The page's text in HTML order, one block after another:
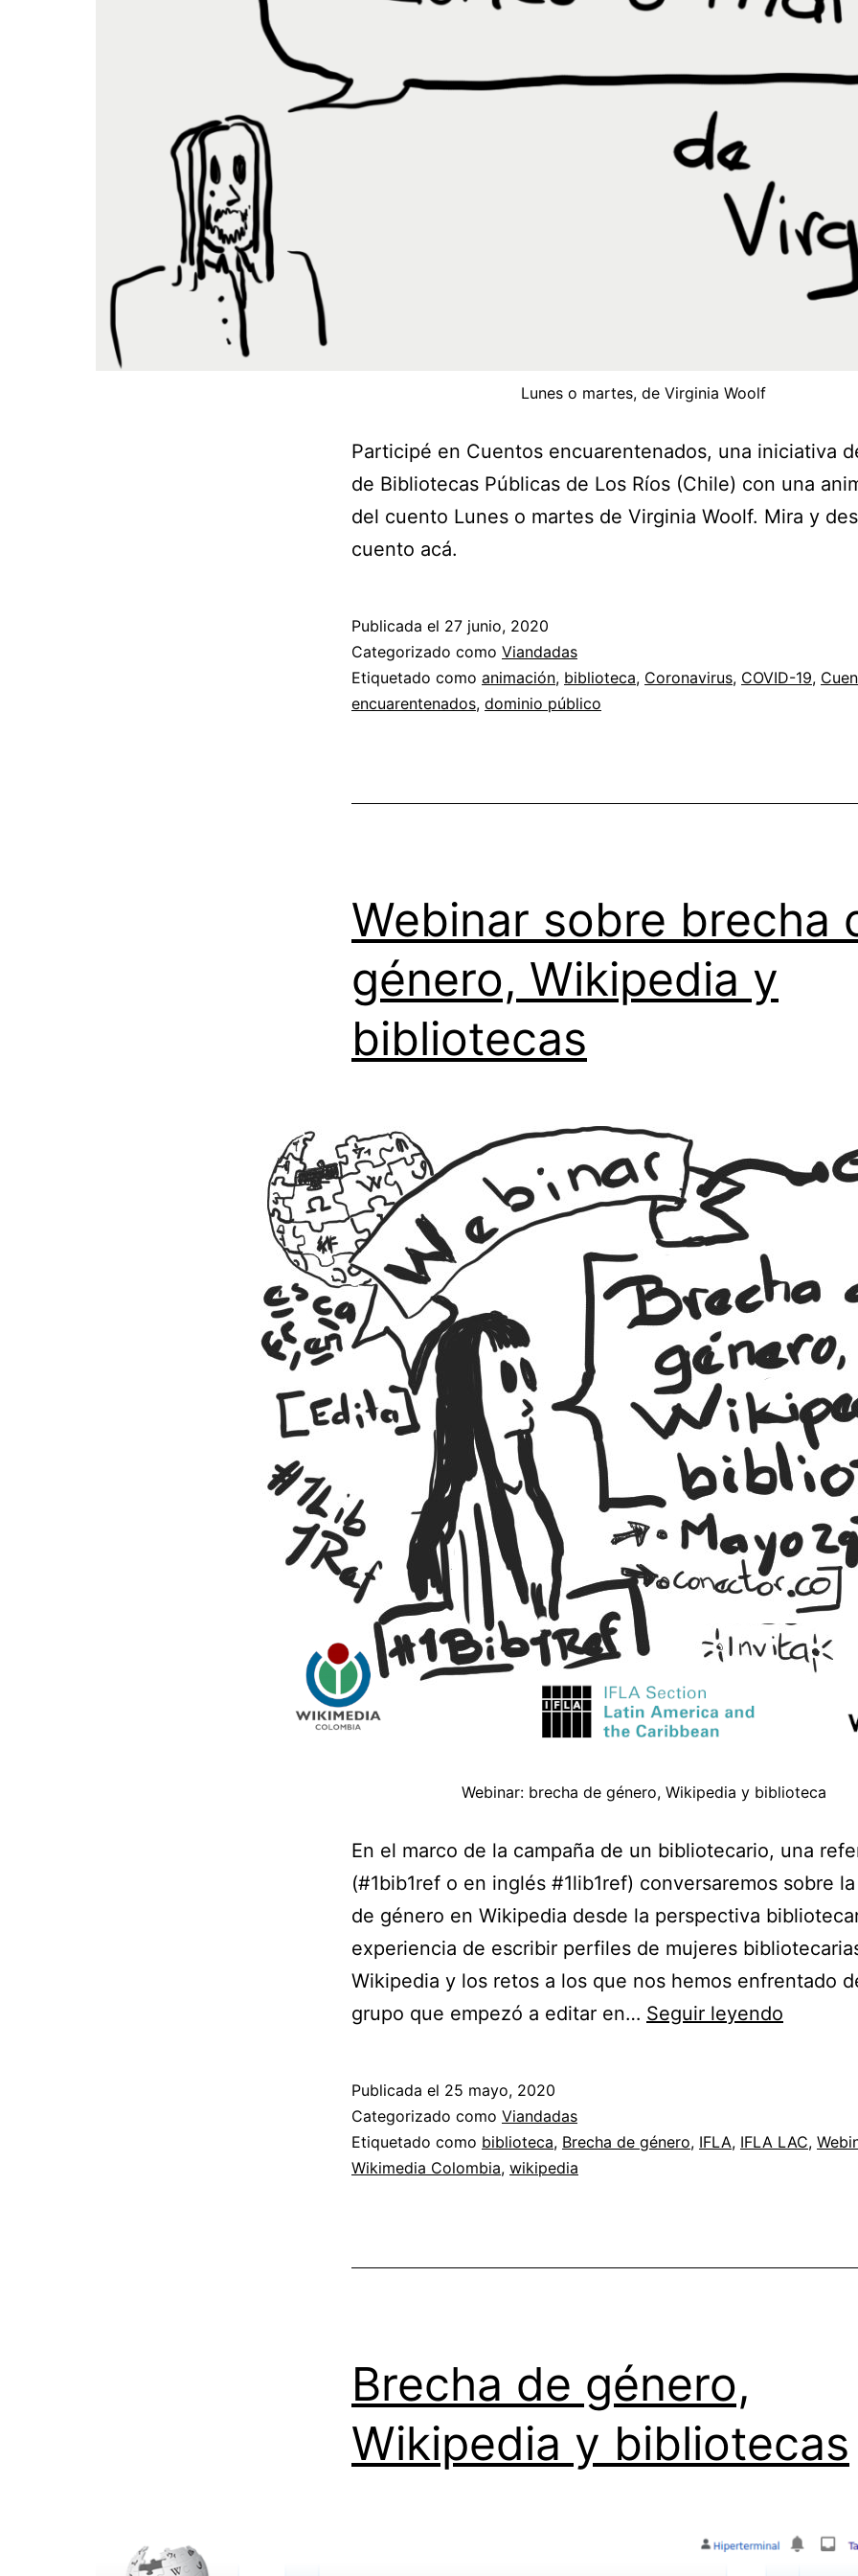
Lunes o martes, de Virginia Woolf
Participé en Cuentos encuarentenados, una iniciativa
de Bibliotecas Públicas de Los Ríos (Chile) con una
del cuento Lunes o martes de Virginia Woolf. Mira y
cuento acá.
Publicada el 27 junio, 2020
Categorizado como Viandadas
Etiquetado como animación, biblioteca, Coronavirus, COVID-19,
encuarentenados, dominio público
Webinar sobre brecha
género, Wikipedia y
bibliotecas
Webinar: brecha de género, Wikipedia y biblioteca
En el marco de la campaña de un bibliotecario, una
(#1bib1ref o en inglés #1lib1ref) conversaremos sobre
de género en Wikipedia desde la perspectiva
experiencia de escribir perfiles de mujeres
Wikipedia y los retos a los que nos hemos enfrentado
grupo que empezó a editar en… Seguir leyendo
género,
Publicada el 25 mayo, 2020
Categorizado como Viandadas
Etiquetado como biblioteca, Brecha de género, IFLA, IFLA LAC,
Wikimedia Colombia, wikipedia
Brecha de género,
Wikipedia y bibliotecas